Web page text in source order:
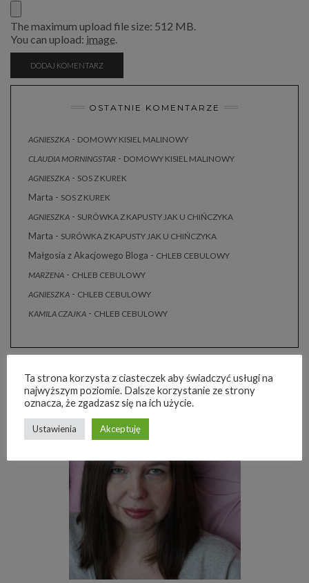
The maximum upload file size: 512 MB.
You can upload: image.
OSTATNIE KOMENTARZE
AGNIESZKA - DOMOWY KISIEL MALINOWY
CLAUDIA MORNINGSTAR - DOMOWY KISIEL MALINOWY
AGNIESZKA - SOS Z KUREK
Marta - SOS Z KUREK
AGNIESZKA - SURÓWKA Z KAPUSTY JAK U CHIŃCZYKA
Marta - SURÓWKA Z KAPUSTY JAK U CHIŃCZYKA
Małgosia z Akacjowego Bloga - CHLEB CEBULOWY
MARZENA - CHLEB CEBULOWY
AGNIESZKA - CHLEB CEBULOWY
KAMILA CZAJKA - CHLEB CEBULOWY
Ta strona korzysta z ciasteczek aby świadczyć usługi na
najwyższym poziomie. Dalsze korzystanie ze strony
oznacza, że zgadzasz się na ich użycie.
Ustawienia Akceptuję